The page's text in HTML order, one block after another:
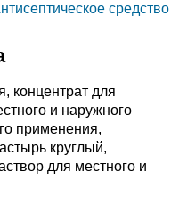
средство
концентрат для
и наружного
применения,
круглый,
для местного и